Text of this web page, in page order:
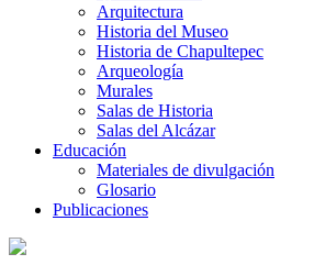
Arquitectura
Historia del Museo
Historia de Chapultepec
Arqueología
Murales
Salas de Historia
Salas del Alcázar
Educación
Materiales de divulgación
Glosario
Publicaciones